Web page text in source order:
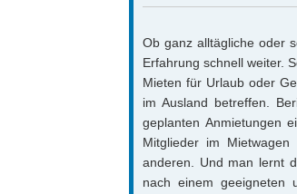
Ob ganz alltägliche oder
Erfahrung schnell weiter.
Mieten für Urlaub oder
im Ausland betreffen.
geplanten Anmietungen
Mitglieder im
anderen. Und man lernt
nach einem geeigneten